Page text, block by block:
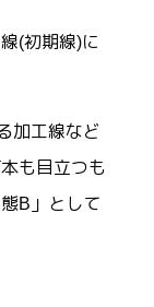
(初期線)に
加工線など
も目立つも
B」として